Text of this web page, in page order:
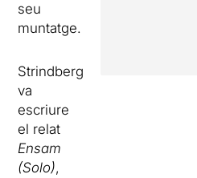
seu
muntatge.
Strindberg
va
escriure
el relat
Ensam
(Solo),